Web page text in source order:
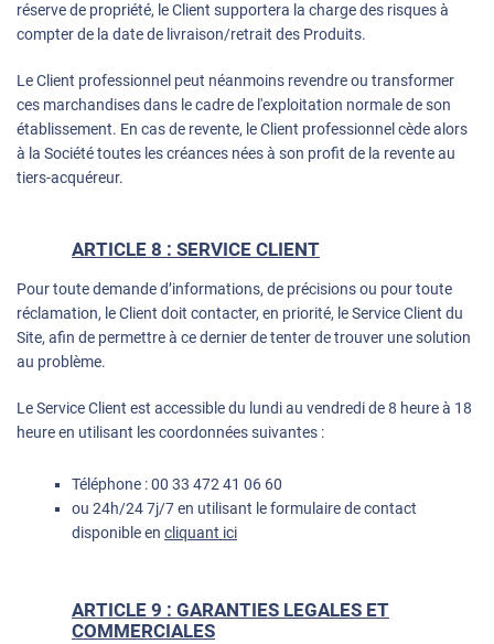
réserve de propriété, le Client supportera la charge des risques à
compter de la date de livraison/retrait des Produits.
Le Client professionnel peut néanmoins revendre ou transformer
ces marchandises dans le cadre de l'exploitation normale de son
établissement. En cas de revente, le Client professionnel cède alors
à la Société toutes les créances nées à son profit de la revente au
tiers-acquéreur.
ARTICLE 8 : SERVICE CLIENT
Pour toute demande d’informations, de précisions ou pour toute
réclamation, le Client doit contacter, en priorité, le Service Client du
Site, afin de permettre à ce dernier de tenter de trouver une solution
au problème.
Le Service Client est accessible du lundi au vendredi de 8 heure à 18
heure en utilisant les coordonnées suivantes :
Téléphone :00 33 472 41 06 60
ou 24h/24 7j/7 en utilisant le formulaire de contact
disponible en cliquant ici
ARTICLE 9 : GARANTIES LEGALES ET
COMMERCIALES